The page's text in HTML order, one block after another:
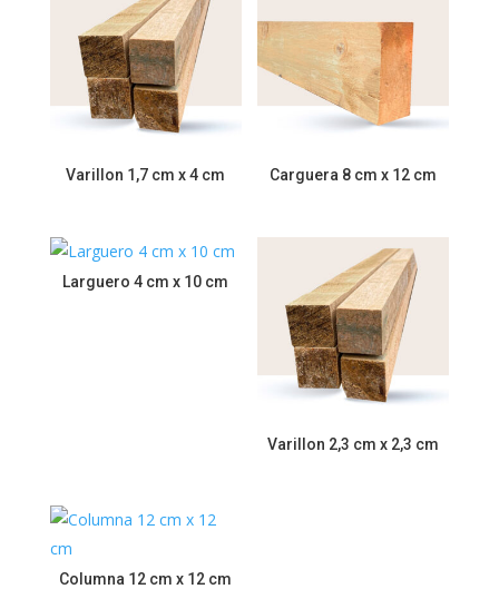
Varillon 1,7 cm x 4 cm Carguera 8 cm x 12 cm
Larguero 4 cm x 10 cm
Varillon 2,3 cm x 2,3 cm
Columna 12 cm x 12 cm